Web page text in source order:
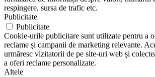
respingere, sursa de trafic etc.
Publicitate
Publicitate
Cookie-urile publicitare sunt utilizate pentru a
reclame și campanii de marketing relevante.
urmăresc vizitatorii de pe site-uri web și
a oferi reclame personalizate.
Altele